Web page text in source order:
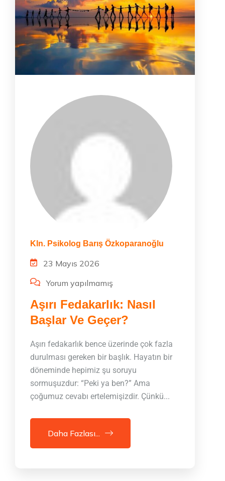
Kln. Psikolog Barış Özkoparanoğlu
23 Mayıs 2026
Yorum yapılmamış
Aşırı Fedakarlık: Nasıl
Başlar Ve Geçer?
Aşırı fedakarlık bence üzerinde çok fazla
durulması gereken bir başlık. Hayatın bir
döneminde hepimiz şu soruyu
sormuşuzdur: “Peki ya ben?” Ama
çoğumuz cevabı ertelemişizdir. Çünkü...
Daha Fazlası...